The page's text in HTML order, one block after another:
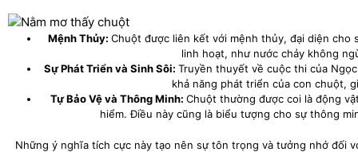
Mệnh Thủy: Chuột được liên kết với mệnh thủy, đại diện
linh hoạt, như nước chảy không
Sự Phát Triển và Sinh Sôi: Truyền thuyết về cuộc thi của
khả năng phát triển của con chuột,
Tự Bảo Vệ và Thông Minh: Chuột thường được coi là động
hiểm. Điều này cũng là biểu tượng cho sự thông
Những ý nghĩa tích cực này tạo nên sự tôn trọng và tưởng nhớ đối